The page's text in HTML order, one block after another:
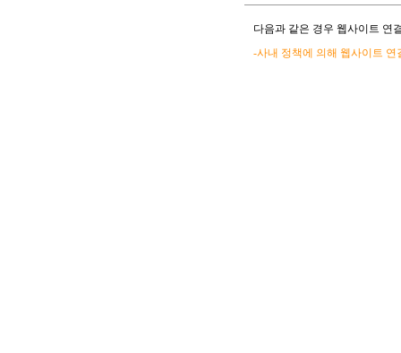
다음과 같은 경우 웹사이트 연
-사내 정책에 의해 웹사이트